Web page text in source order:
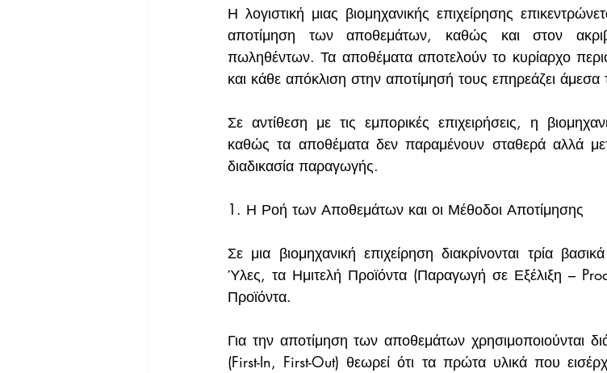
Η λογιστική μιας βιομηχανικής επιχείρησης
αποτίμηση των αποθεμάτων, καθώς και στον
πωληθέντων. Τα αποθέματα αποτελούν το κυρίαρχο
και κάθε απόκλιση στην αποτίμησή τους επηρεάζει
Σε αντίθεση με τις εμπορικές επιχειρήσεις, η
καθώς τα αποθέματα δεν παραμένουν σταθερά αλλά
διαδικασία παραγωγής.
1. Η Ροή των Αποθεμάτων και οι Μέθοδοι Αποτίμησης
Σε μια βιομηχανική επιχείρηση διακρίνονται τρία
Ύλες, τα Ημιτελή Προϊόντα (Παραγωγή σε Εξέλιξη –
Προϊόντα.
Για την αποτίμηση των αποθεμάτων χρησιμοποιούνται
(First-In, First-Out) θεωρεί ότι τα πρώτα υλικά που